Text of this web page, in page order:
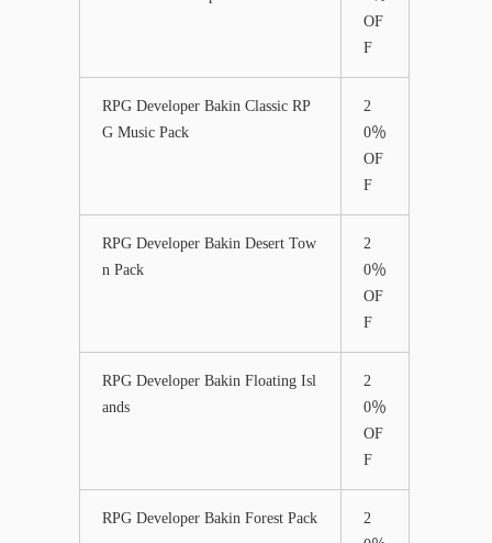
OF
F
RPG Developer Bakin Classic RP
G Music Pack
2
0％
OF
F
RPG Developer Bakin Desert Tow
n Pack
2
0％
OF
F
RPG Developer Bakin Floating Isl
ands
2
0％
OF
F
RPG Developer Bakin Forest Pack
2